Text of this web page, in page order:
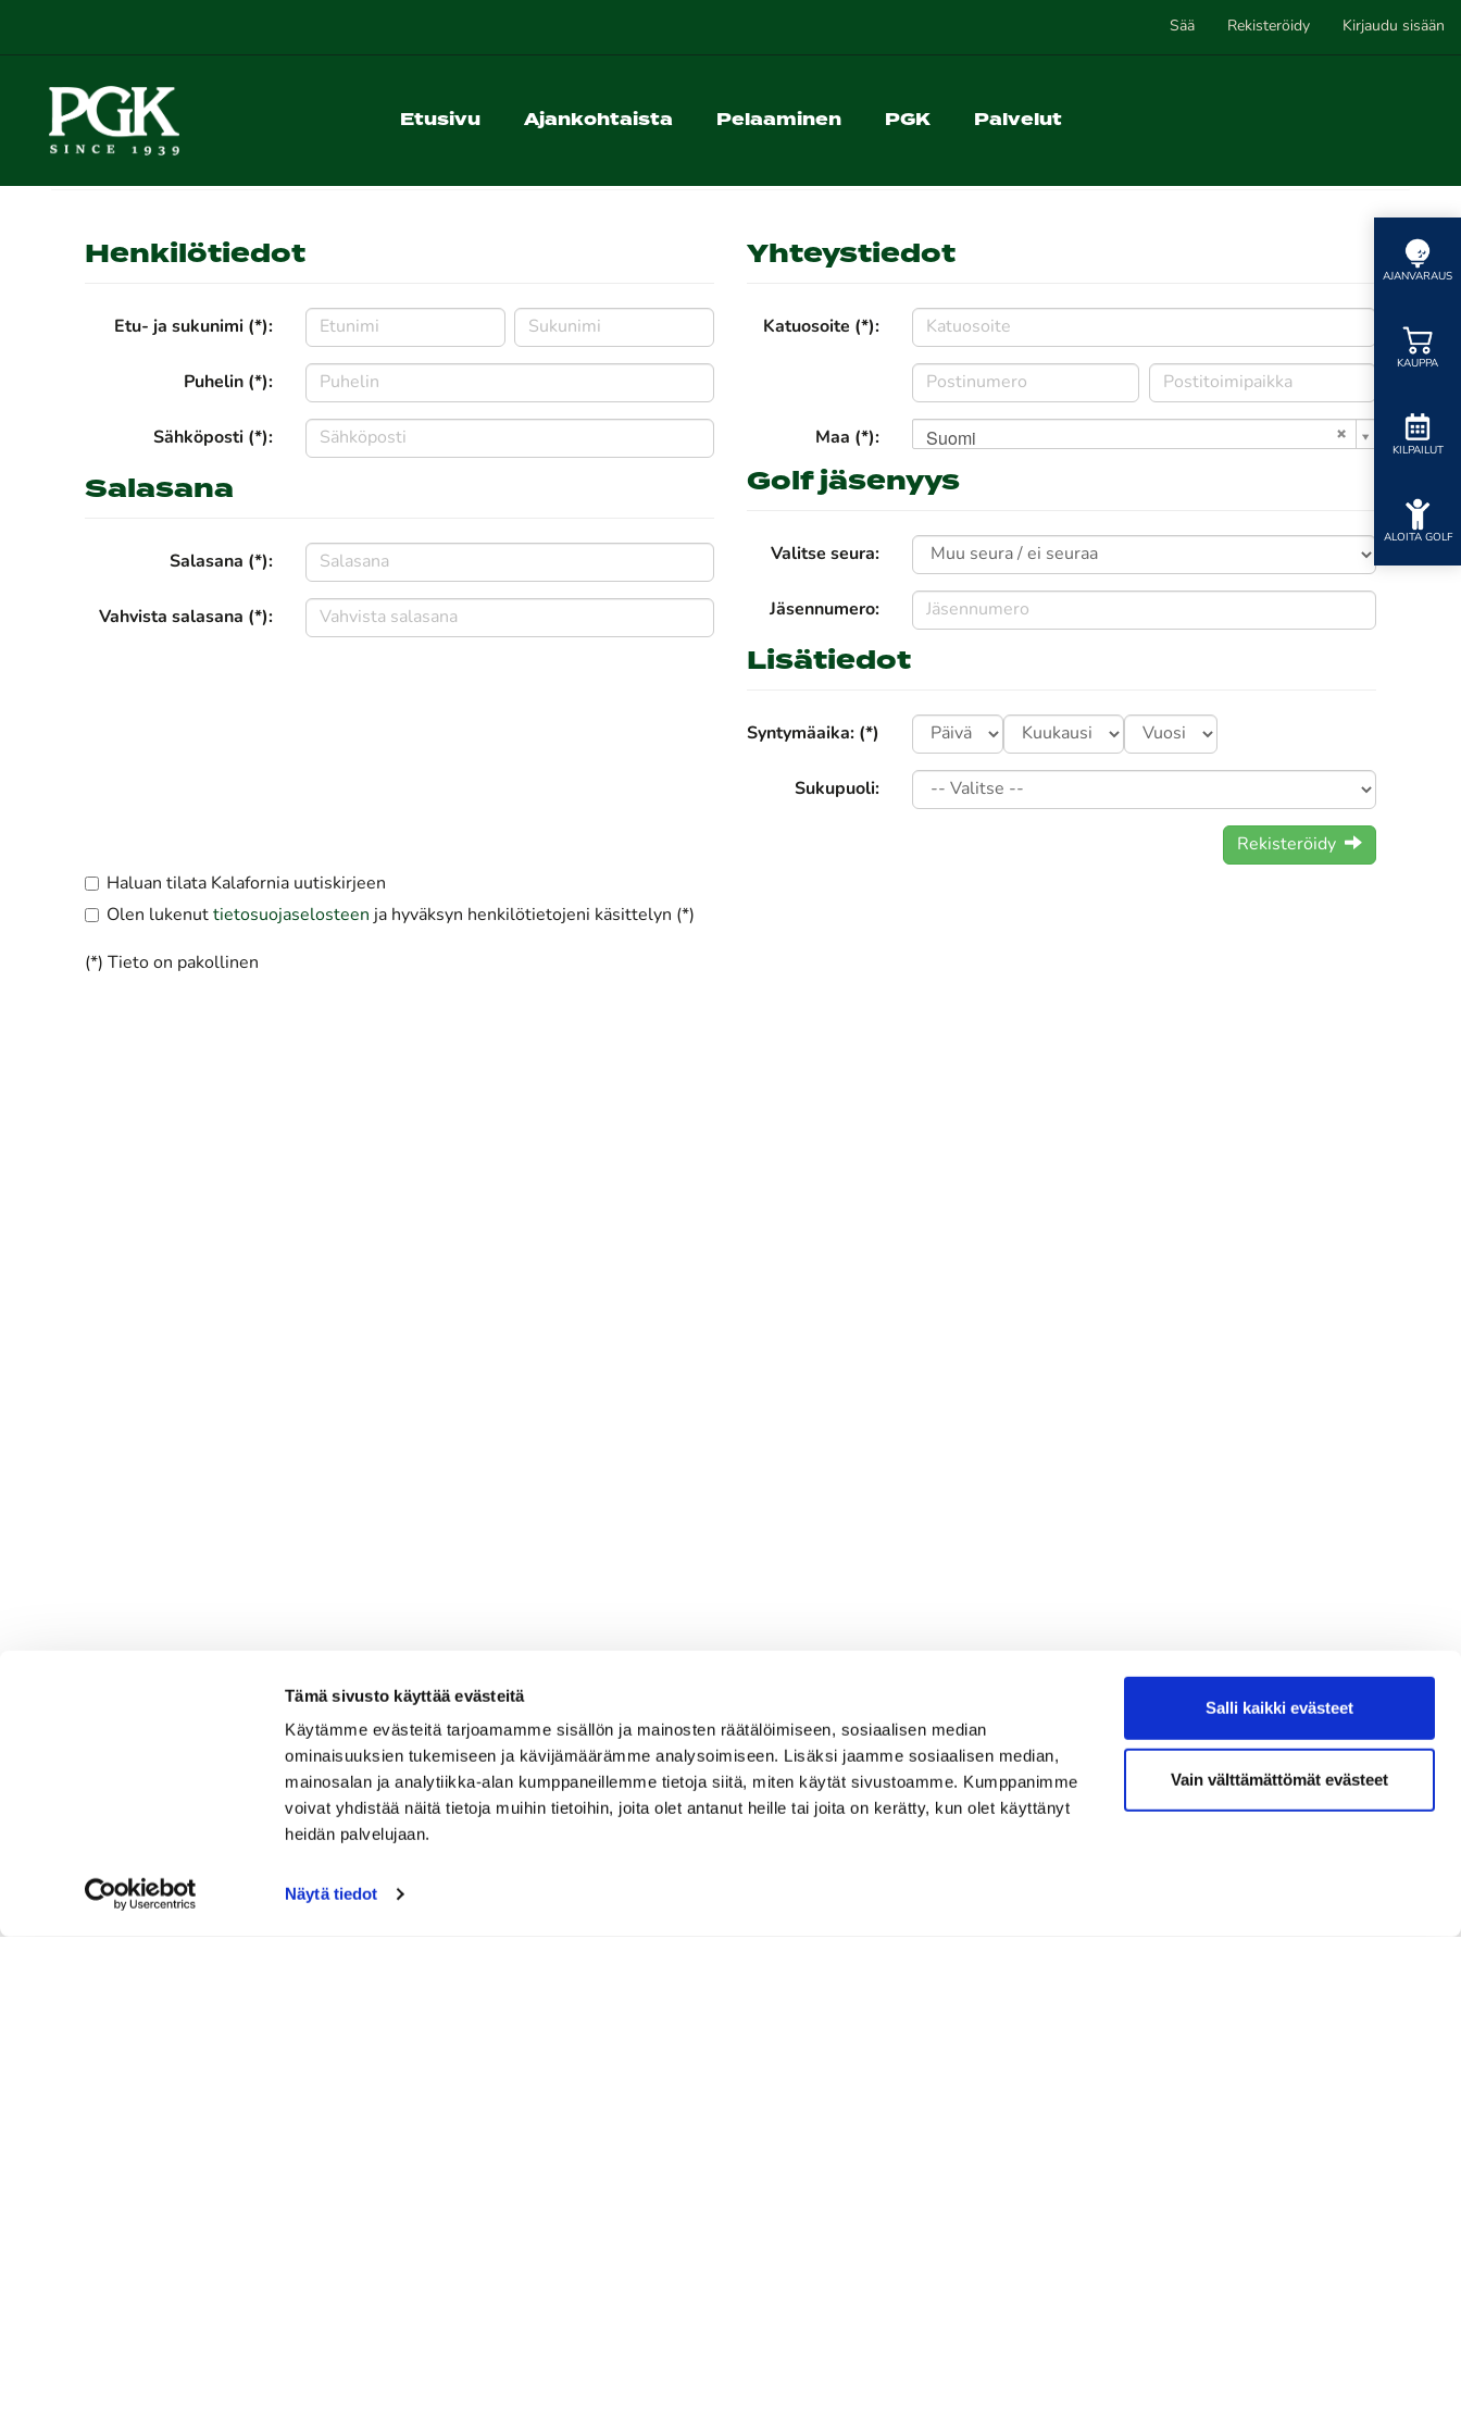
Tämä sivusto käyttää evästeitä
Käytämme evästeitä tarjoamamme sisällön ja mainosten räätälöimiseen, sosiaalisen median
ominaisuuksien tukemiseen ja kävijämäärämme analysoimiseen. Lisäksi jaamme sosiaalisen median,
mainosalan ja analytiikka-alan kumppaneillemme tietoja siitä, miten käytät sivustoamme. Kumppanimme
voivat yhdistää näitä tietoja muihin tietoihin, joita olet antanut heille tai joita on kerätty, kun olet käyttänyt
heidän palvelujaan.
Näytä tiedot
Salli kaikki evästeet
Vain välttämättömät evästeet
Sää Rekisteröidy Kirjaudu sisään
Etusivu Ajankohtaista Pelaaminen PGK Palvelut
AJANVARAUS
KAUPPA
KILPAILUT
ALOITA GOLF
Henkilötiedot
Etu- ja sukunimi (*):
Puhelin (*):
Sähköposti (*):
Salasana
Salasana (*):
Vahvista salasana (*):
Yhteystiedot
Katuosoite (*):
Maa (*): Suomi
Golf jäsenyys
Valitse seura:
Jäsennumero:
Lisätiedot
Syntymäaika: (*)
Sukupuoli:
Rekisteröidy
Haluan tilata Kalafornia uutiskirjeen
Olen lukenut tietosuojaselosteen ja hyväksyn henkilötietojeni käsittelyn (*)
(*) Tieto on pakollinen